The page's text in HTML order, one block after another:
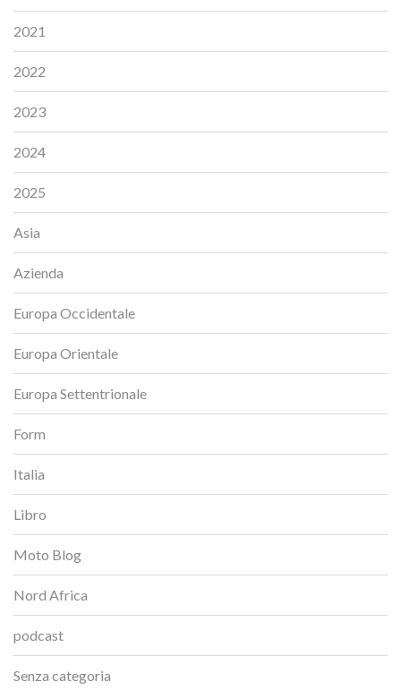
2021
2022
2023
2024
2025
Asia
Azienda
Europa Occidentale
Europa Orientale
Europa Settentrionale
Form
Italia
Libro
Moto Blog
Nord Africa
podcast
Senza categoria